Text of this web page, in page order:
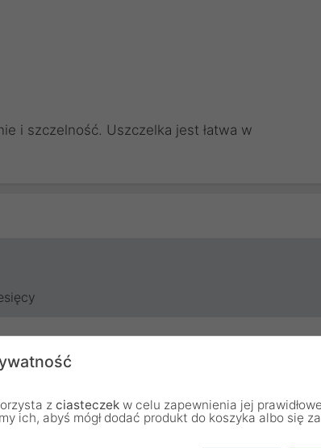
i szczelność. Uszczelka jest łatwa w
z ciasteczek w celu zapewnienia jej
ich, abyś mógł dodać produkt do koszyka albo się